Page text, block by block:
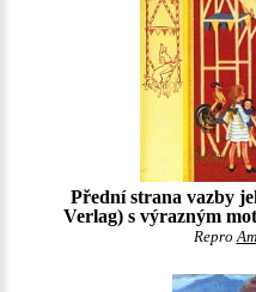
Přední strana vazby
Verlag) s výrazným
Repro